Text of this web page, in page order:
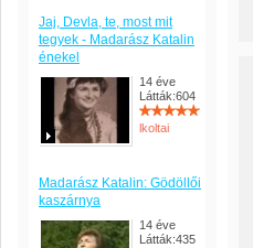
Jaj, Devla, te, most mit
tegyek - Madarász Katalin
énekel
14 éve
Látták:604
lkoltai
Madarász Katalin: Gödöllői
kaszárnya
14 éve
Látták:435